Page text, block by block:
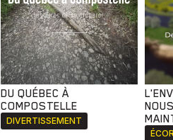
DU QUÉBEC À
COMPOSTELLE
DIVERTISSEMENT